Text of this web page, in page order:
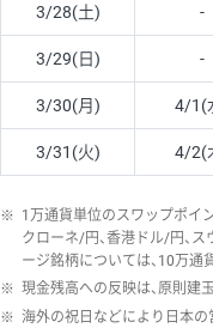
3/28(土) -
3/29(日) -
3/30(月) 4/1(
3/31(火) 4/2(
※ 1万通貨単位のスワップポイ
クローネ/円、香港ドル/円、
ージ銘柄については、10万通
※ 現金残高への反映は、原則建
※ 海外の祝日などにより日本の